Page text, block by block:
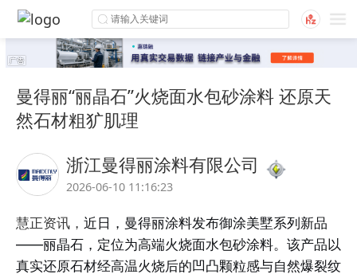
曼得丽“丽晶石”火烧面水包砂涂料 还原天
然石材粗犷肌理
浙江曼得丽涂料有限公司
2026-06-10 11:16:23
慧正资讯， 近日， 曼得丽涂料发布御涂美墅系列新品
——丽晶石，定位为高端火烧面水包砂涂料。该产品以
真实还原石材经高温火烧后的凹凸颗粒感与自然爆裂纹